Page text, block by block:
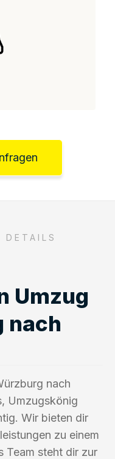
DETAILS
Umzug
nach
nach
Umzugskönig
Wir bieten dir
zu einem
Team steht dir zur